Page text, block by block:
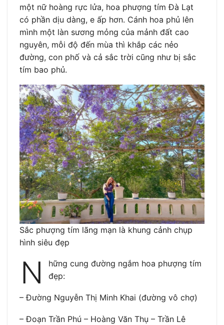
một nữ hoàng rực lửa, hoa phượng tím Đà Lạt
có phần dịu dàng, e ấp hơn. Cánh hoa phủ lên
mình một làn sương mỏng của mảnh đất cao
nguyên, mỗi độ đến mùa thì khắp các nẻo
đường, con phố và cả sắc trời cũng như bị sắc
tím bao phủ.
Sắc phượng tím lãng mạn là khung cảnh chụp
hình siêu đẹp
N
hững cung đường ngắm hoa phượng tím
đẹp:
– Đường Nguyễn Thị Minh Khai (đường vô chợ)
– Đoạn Trần Phú – Hoàng Văn Thụ – Trần Lê